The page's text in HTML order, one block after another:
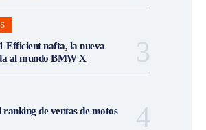
Efficient nafta, la nueva
al mundo BMW X
de ventas de motos